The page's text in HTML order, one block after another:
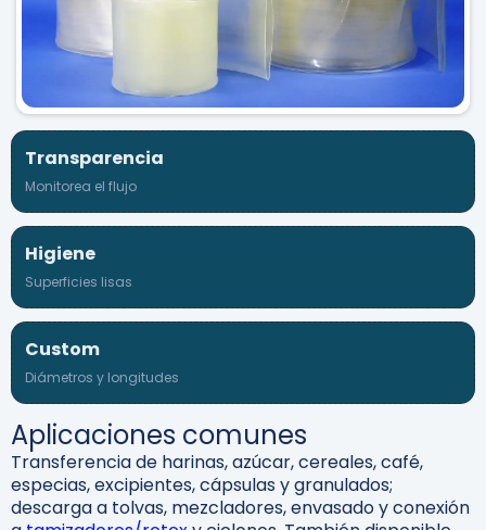
Transparencia
Monitorea el flujo
Higiene
Superficies lisas
Custom
Diámetros y longitudes
Aplicaciones comunes
Transferencia de harinas, azúcar, cereales, café,
especias, excipientes, cápsulas y granulados;
descarga a tolvas, mezcladores, envasado y conexión